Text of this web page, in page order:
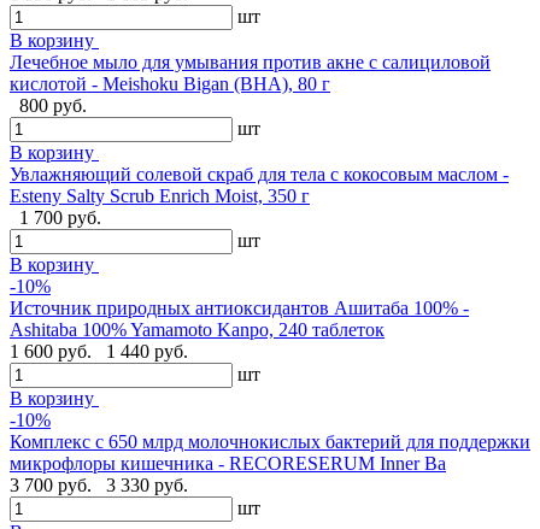
шт
В корзину
Лечебное мыло для умывания против акне с салициловой
кислотой - Meishoku Bigan (BHA), 80 г
800 руб.
шт
В корзину
Увлажняющий солевой скраб для тела с кокосовым маслом -
Esteny Salty Scrub Enrich Moist, 350 г
1 700 руб.
шт
В корзину
-10%
Источник природных антиоксидантов Ашитаба 100% -
Ashitaba 100% Yamamoto Kanpo, 240 таблеток
1 600 руб.
1 440 руб.
шт
В корзину
-10%
Комплекс с 650 млрд молочнокислых бактерий для поддержки
микрофлоры кишечника - RECORESERUM Inner Ba
3 700 руб.
3 330 руб.
шт